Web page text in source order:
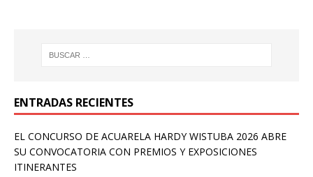
ENTRADAS RECIENTES
EL CONCURSO DE ACUARELA HARDY WISTUBA 2026 ABRE
SU CONVOCATORIA CON PREMIOS Y EXPOSICIONES
ITINERANTES